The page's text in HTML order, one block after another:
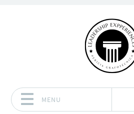
MENU